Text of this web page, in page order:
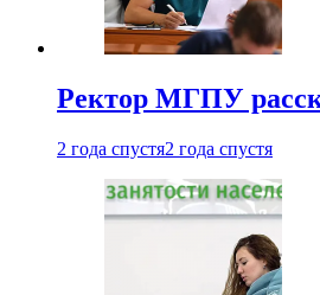
Ректор МГПУ
2 года спустя2 года спустя